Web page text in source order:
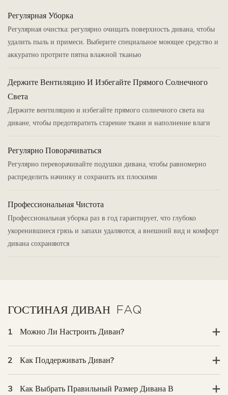
Регулярная Уборка
Регулярная очистка: регулярно очищать поверхность дивана, чтобы
удалить пыль и примеси. Выберите специальное моющее средство и
аккуратно протрите пятна влажной тканью
Держите Вентиляцию И Избегайте Прямого Солнечного
Света
Держите вентиляцию и избегайте прямого солнечного света на
диване, чтобы предотвратить старение ткани и наполнение влаги
Регулярно Поворачиваться
Регулярно переворачивайте подушки дивана, чтобы равномерно
распределить начинку и сохранить их плоскими
Профессиональная Чистота
Профессиональная уборка раз в год гарантирует, что глубоко
укоренившиеся грязь и запахи удаляются, а внешний вид и комфорт
дивана сохраняются
ГОСТИНАЯ ДИВАН FAQ
1 Можно Ли Настроить Диван?
2 Как Поддерживать Диван?
3
Как Выбрать Правильный Размер Дивана В